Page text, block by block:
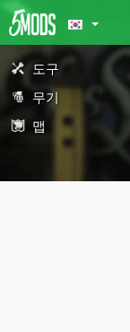
도구
무기
맵